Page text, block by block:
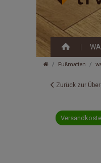
Fußmatten
Zurück zur